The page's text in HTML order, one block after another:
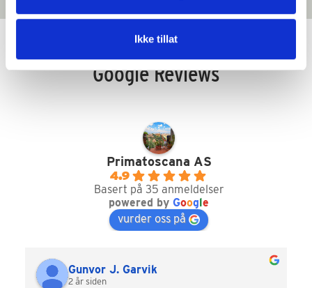
Ikke tillat
Google Reviews
Primatoscana AS
4.9
Basert på 35 anmeldelser
powered by Google
vurder oss på
Gunvor J. Garvik
2 år siden